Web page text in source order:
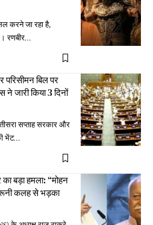
करने जा रहा है,
रणबीर…
बिल पर
जारी किया 3 दिनों
सप्ताह सरकार और
भेंट…
बड़ा हमला: “मोहन
कलह से भड़का